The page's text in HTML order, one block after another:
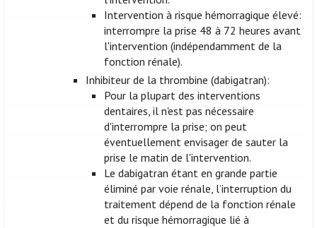
Intervention à risque hémorragique élevé:
interrompre la prise 48 à 72 heures avant
l'intervention (indépendamment de la
fonction rénale).
Inhibiteur de la thrombine (dabigatran):
Pour la plupart des interventions
dentaires, il n'est pas nécessaire
d'interrompre la prise; on peut
éventuellement envisager de sauter la
prise le matin de l'intervention.
Le dabigatran étant en grande partie
éliminé par voie rénale, l’interruption du
traitement dépend de la fonction rénale
et du risque hémorragique lié à